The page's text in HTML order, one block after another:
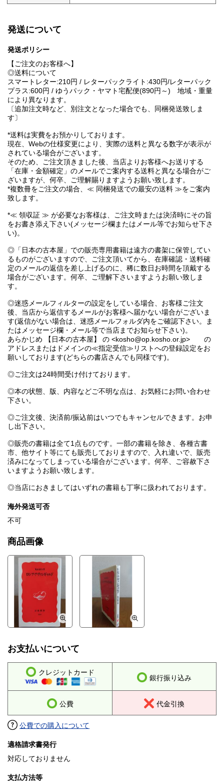
発送について
発送ポリシー
【ご注文のお客様へ】
◎送料について
スマートレター:210円 / レターパックライト:430円/レターパック
プラス:600円 / ゆうパック・ヤマト宅配便(890円～) 地域・重量
により異なります。
〔追加注文時など、別注文となった場合でも、同梱発送致しま
す〕
*送料は実費をお預かりしております。
現在、Webの仕様変更により、実際の送料と異なる数字が表示が
されている場合がございます。
そのため、ご注文頂きました後、当店よりお客様へお送りする
「在庫・金額確定」のメールでご案内する送料と異なる場合がご
ざいますが、何卒、ご理解賜りますようお願い致します。
*複数冊をご注文の場合、≪ 同梱発送での最安の送料 ≫をご案内
致します。
*≪ 領収証 ≫ が必要なお客様は、ご注文時または決済時にその旨
をお書き添え下さい(メッセージ欄またはメール等でお知らせ下さ
い)。
◎「日本の古本屋」での販売専用書籍は遠方の書架に保管してい
るものがございますので、ご注文頂いてから、在庫確認・送料確
定のメールの返信を差し上げるのに、稀に数日お時間を頂戴する
場合がございます。何卒、ご理解下さいますようお願い致しま
す。
◎迷惑メールフィルターの設定をしている場合、お客様ご注文
後、当店から返信するメールがお客様へ届かない場合がございま
す(返信がない場合は、迷惑メールフォルダ内をご確認下さい。ま
たはメッセージ欄・メール等で当店までお知らせ下さい)。
あらかじめ 【日本の古本屋】 の <kosho@op.kosho.or.jp> の
アドレスまたはドメインの≪指定受信≫リストへの登録設定をお
願いしております(どちらの書店さんでも同様です)。
◎ご注文は24時間受け付けております。
◎本の状態、版、内容などご不明な点は、お気軽にお問い合わせ
下さい。
◎ご注文後、決済前/振込前はいつでもキャンセルできます。お申
し出下さい。
◎販売の書籍は全て1点ものです。一部の書籍を除き、各種古書
市、他サイト等にても販売しておりますので、入れ違いで、販売
済みになってしまっている場合がございます。何卒、ご容赦下さ
いますようお願い致します。
◎当店におきましてはいずれの書籍も丁寧に扱われております。
海外発送可否
不可
商品画像
お支払いについて
クレジットカード
銀行振り込み
公費 代金引換
公費での購入について
適格請求書発行
対応しておりません
支払方法等